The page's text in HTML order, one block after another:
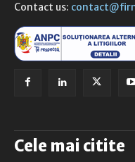
Contact us:
Cele mai citite